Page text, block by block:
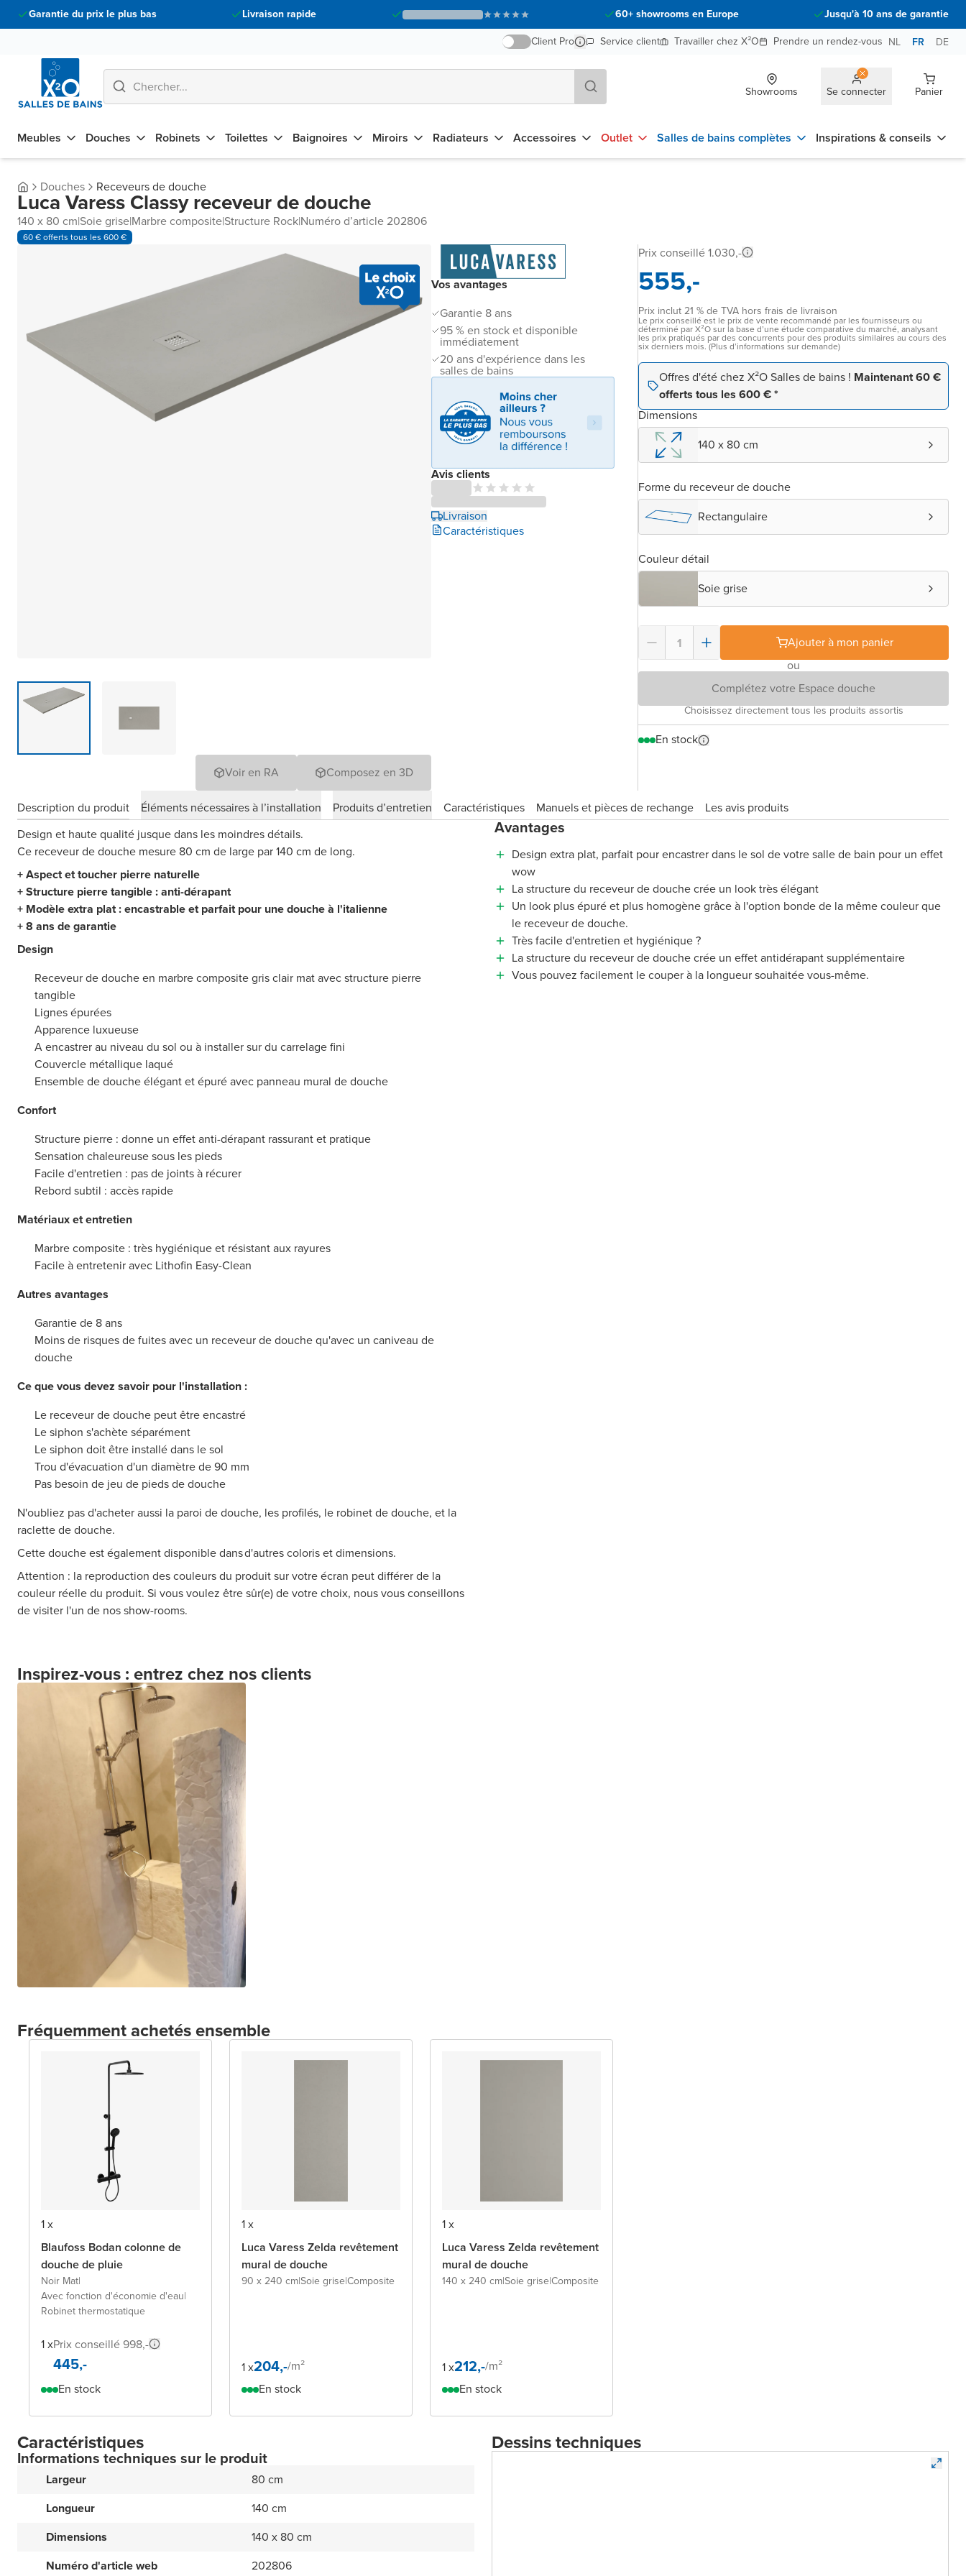
Garantie du prix le plus bas Livraison rapide 60+ showrooms en Europe
Jusqu'à 10 ans de garantie
Client Pro
Service client Travailler chez X²O Prendre un rendez-vous NL FR DE
Showrooms Se connecter Panier
Meubles Douches Robinets Toilettes Baignoires Miroirs Radiateurs Accessoires Outlet Salles de bains complètes Inspirations & conseils
Douches Receveurs de douche
Luca Varess Classy receveur de douche
140 x 80 cm|Soie grise|Marbre composite|Structure Rock|Numéro d’article 202806
60 € offerts tous les 600 €
Voir en RA Composez en 3D
Vos avantages
Garantie 8 ans
95 % en stock et disponible
immédiatement
20 ans d'expérience dans les
salles de bains
Avis clients
Livraison
Caractéristiques
Prix conseillé 1.030,-
555,-
Prix inclut 21 % de TVA hors frais de livraison
Le prix conseillé est le prix de vente recommandé par les fournisseurs ou
déterminé par X²O sur la base d’une étude comparative du marché, analysant
les prix pratiqués par des concurrents pour des produits similaires au cours des
six derniers mois. (Plus d’informations sur demande)
Offres d'été chez X²O Salles de bains ! Maintenant 60 €
offerts tous les 600 € *
Dimensions
140 x 80 cm
Forme du receveur de douche
Rectangulaire
Couleur détail
Soie grise
Ajouter à mon panier
ou
Complétez votre Espace douche
Choisissez directement tous les produits assortis
En stock
Description du produit Éléments nécessaires à l’installation Produits d’entretien Caractéristiques Manuels et pièces de rechange
Les avis produits
Design et haute qualité jusque dans les moindres détails.
Ce receveur de douche mesure 80 cm de large par 140 cm de long.
+ Aspect et toucher pierre naturelle
+ Structure pierre tangible : anti-dérapant
+ Modèle extra plat : encastrable et parfait pour une douche à l'italienne
+ 8 ans de garantie
Design
Receveur de douche en marbre composite gris clair mat avec structure pierre
tangible
Lignes épurées
Apparence luxueuse
A encastrer au niveau du sol ou à installer sur du carrelage fini
Couvercle métallique laqué
Ensemble de douche élégant et épuré avec panneau mural de douche
Confort
Structure pierre : donne un effet anti-dérapant rassurant et pratique
Sensation chaleureuse sous les pieds
Facile d'entretien : pas de joints à récurer
Rebord subtil : accès rapide
Matériaux et entretien
Marbre composite : très hygiénique et résistant aux rayures
Facile à entretenir avec Lithofin Easy-Clean
Autres avantages
Garantie de 8 ans
Moins de risques de fuites avec un receveur de douche qu'avec un caniveau de
douche
Ce que vous devez savoir pour l'installation :
Le receveur de douche peut être encastré
Le siphon s'achète séparément
Le siphon doit être installé dans le sol
Trou d'évacuation d'un diamètre de 90 mm
Pas besoin de jeu de pieds de douche
N'oubliez pas d'acheter aussi la paroi de douche, les profilés, le robinet de douche, et la
raclette de douche.
Cette douche est également disponible dans d'autres coloris et dimensions.
Attention : la reproduction des couleurs du produit sur votre écran peut différer de la
couleur réelle du produit. Si vous voulez être sûr(e) de votre choix, nous vous conseillons
de visiter l'un de nos show-rooms.
Avantages
Design extra plat, parfait pour encastrer dans le sol de votre salle de bain pour un effet
wow
La structure du receveur de douche crée un look très élégant
Un look plus épuré et plus homogène grâce à l'option bonde de la même couleur que
le receveur de douche.
Très facile d'entretien et hygiénique ?
La structure du receveur de douche crée un effet antidérapant supplémentaire
Vous pouvez facilement le couper à la longueur souhaitée vous-même.
Inspirez-vous : entrez chez nos clients
Fréquemment achetés ensemble
1 x
Blaufoss Bodan colonne de
douche de pluie
Noir Mat|
Avec fonction d'économie d'eau|
Robinet thermostatique
1 xPrix conseillé 998,-
445,-
En stock
1 x
Luca Varess Zelda revêtement
mural de douche
90 x 240 cm|Soie grise|Composite
1 x204,-/m²
En stock
1 x
Luca Varess Zelda revêtement
mural de douche
140 x 240 cm|Soie grise|Composite
1 x212,-/m²
En stock
Caractéristiques
Informations techniques sur le produit
Largeur
80 cm
Longueur
140 cm
Dimensions
140 x 80 cm
Numéro d'article web
202806
Dessins techniques